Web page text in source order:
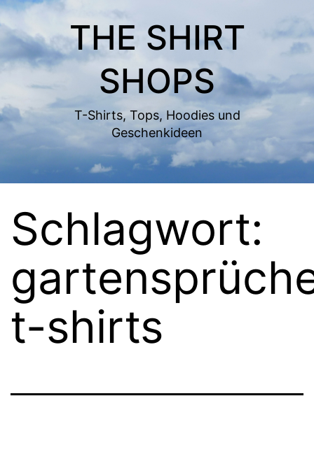
Zum
Inhalt
springen
THE SHIRT
SHOPS
T-Shirts, Tops, Hoodies und
Geschenkideen
Schlagwort:
t-shirts